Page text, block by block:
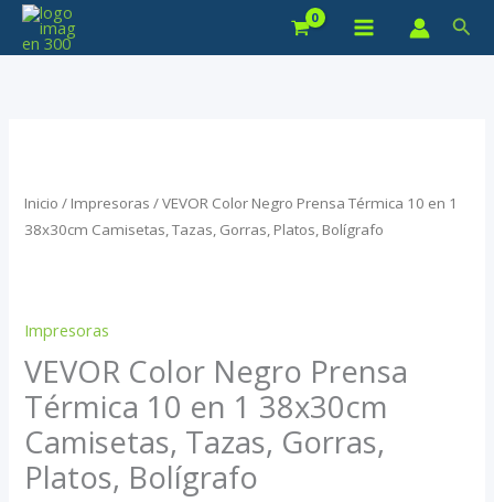
Inicio / Impresoras / VEVOR Color Negro Prensa Térmica 10 en 1
38x30cm Camisetas, Tazas, Gorras, Platos, Bolígrafo
Impresoras
VEVOR Color Negro Prensa
Térmica 10 en 1 38x30cm
Camisetas, Tazas, Gorras,
Platos, Bolígrafo